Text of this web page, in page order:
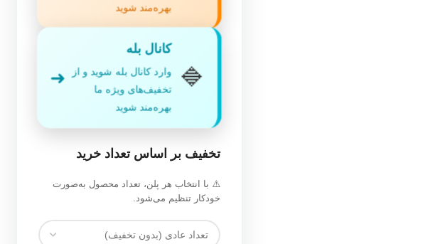
بهره‌مند شوید
🔷
کانال بله
وارد کانال بله شوید و از
تخفیف‌های ویژه ما
بهره‌مند شوید
➜
تخفیف بر اساس تعداد خرید
⚠️ با انتخاب هر پلن، تعداد محصول به‌صورت
خودکار تنظیم می‌شود.